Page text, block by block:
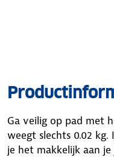
Ga veilig op pad met
weegt slechts 0.02
je het makkelijk aan je